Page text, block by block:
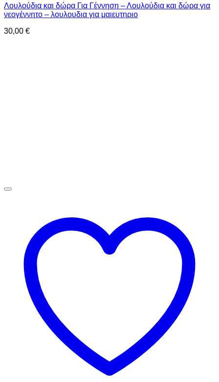
Λουλούδια και δώρα Για Γέννηση – Λουλούδια και δώρα για
νεογέννητο – λουλουδια για μαιευτηριο
30,00 €